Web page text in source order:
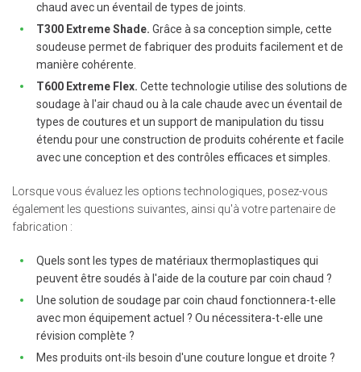
chaud avec un éventail de types de joints.
T300 Extreme Shade. Grâce à sa conception simple, cette
soudeuse permet de fabriquer des produits facilement et de
manière cohérente.
T600 Extreme Flex. Cette technologie utilise des solutions de
soudage à l'air chaud ou à la cale chaude avec un éventail de
types de coutures et un support de manipulation du tissu
étendu pour une construction de produits cohérente et facile
avec une conception et des contrôles efficaces et simples.
Lorsque vous évaluez les options technologiques, posez-vous
également les questions suivantes, ainsi qu'à votre partenaire de
fabrication :
Quels sont les types de matériaux thermoplastiques qui
peuvent être soudés à l'aide de la couture par coin chaud ?
Une solution de soudage par coin chaud fonctionnera-t-elle
avec mon équipement actuel ? Ou nécessitera-t-elle une
révision complète ?
Mes produits ont-ils besoin d'une couture longue et droite ?